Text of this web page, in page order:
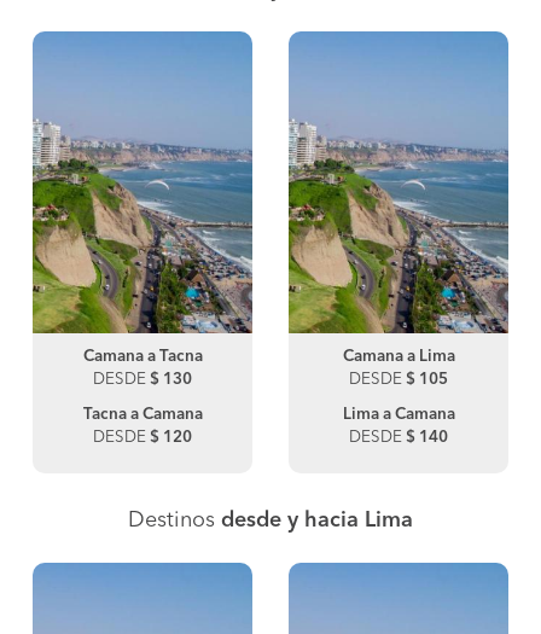
Camana a Tacna
DESDE $ 130
Tacna a Camana
DESDE $ 120
Camana a Lima
DESDE $ 105
Lima a Camana
DESDE $ 140
Destinos desde y hacia Lima